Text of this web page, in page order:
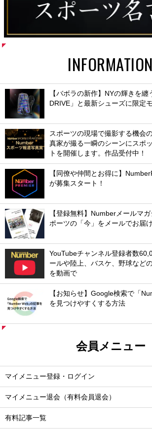
INFORMATION
【バボラの新作】NYの輝きを纏
DRIVE」と最新シューズに限定
スポーツの現場で撮影する機会
真家が撮る一瞬のシーンにスポ
トを開催します。作品受付中！
【同僚や仲間とお得に】
が募集スタート！
【登録無料】Numberメールマ
ポーツの「今」をメールでお届け
YouTubeチャンネル登録者数
ールや陸上、バスケ、野球など
を動画で
【お知らせ】Google検索で「
を見つけやすくする方法
会員メニュー
マイメニュー登録・ログイン
マイメニュー退会（有料会員退会）
有料記事一覧